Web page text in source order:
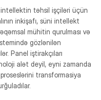
təhsil işçiləri üçün
inkişafı, süni intellekt
mühitin qurulması və
gözlənilən
Panel iştirakçıları
alət deyil, eyni zamanda
transformasiya